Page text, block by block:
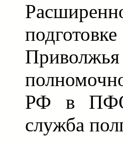
Приволжья
РФ в
служба